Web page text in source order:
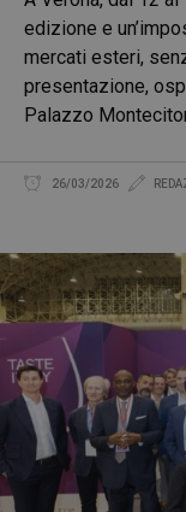
edizione e
mercati esteri,
presentazione,
Palazzo
26/03/2026